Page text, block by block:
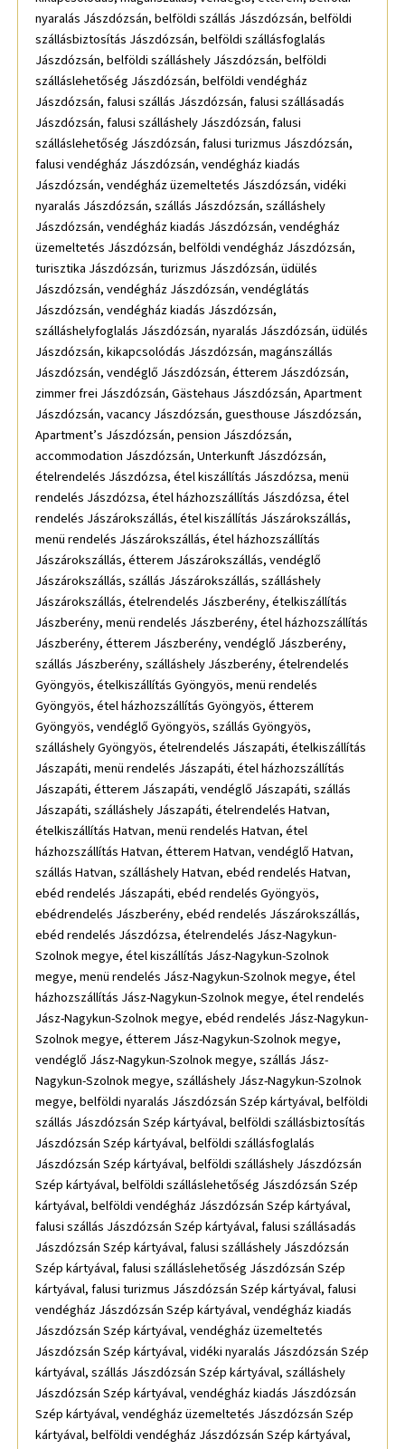
nyaralás Jászdózsán, belföldi szállás Jászdózsán, belföldi
szállásbiztosítás Jászdózsán, belföldi szállásfoglalás
Jászdózsán, belföldi szálláshely Jászdózsán, belföldi
szálláslehetőség Jászdózsán, belföldi vendégház
Jászdózsán, falusi szállás Jászdózsán, falusi szállásadás
Jászdózsán, falusi szálláshely Jászdózsán, falusi
szálláslehetőség Jászdózsán, falusi turizmus Jászdózsán,
falusi vendégház Jászdózsán, vendégház kiadás
Jászdózsán, vendégház üzemeltetés Jászdózsán, vidéki
nyaralás Jászdózsán, szállás Jászdózsán, szálláshely
Jászdózsán, vendégház kiadás Jászdózsán, vendégház
üzemeltetés Jászdózsán, belföldi vendégház Jászdózsán,
turisztika Jászdózsán, turizmus Jászdózsán, üdülés
Jászdózsán, vendégház Jászdózsán, vendéglátás
Jászdózsán, vendégház kiadás Jászdózsán,
szálláshelyfoglalás Jászdózsán, nyaralás Jászdózsán, üdülés
Jászdózsán, kikapcsolódás Jászdózsán, magánszállás
Jászdózsán, vendéglő Jászdózsán, étterem Jászdózsán,
zimmer frei Jászdózsán, Gästehaus Jászdózsán, Apartment
Jászdózsán, vacancy Jászdózsán, guesthouse Jászdózsán,
Apartment’s Jászdózsán, pension Jászdózsán,
accommodation Jászdózsán, Unterkunft Jászdózsán,
ételrendelés Jászdózsa, étel kiszállítás Jászdózsa, menü
rendelés Jászdózsa, étel házhozszállítás Jászdózsa, étel
rendelés Jászárokszállás, étel kiszállítás Jászárokszállás,
menü rendelés Jászárokszállás, étel házhozszállítás
Jászárokszállás, étterem Jászárokszállás, vendéglő
Jászárokszállás, szállás Jászárokszállás, szálláshely
Jászárokszállás, ételrendelés Jászberény, ételkiszállítás
Jászberény, menü rendelés Jászberény, étel házhozszállítás
Jászberény, étterem Jászberény, vendéglő Jászberény,
szállás Jászberény, szálláshely Jászberény, ételrendelés
Gyöngyös, ételkiszállítás Gyöngyös, menü rendelés
Gyöngyös, étel házhozszállítás Gyöngyös, étterem
Gyöngyös, vendéglő Gyöngyös, szállás Gyöngyös,
szálláshely Gyöngyös, ételrendelés Jászapáti, ételkiszállítás
Jászapáti, menü rendelés Jászapáti, étel házhozszállítás
Jászapáti, étterem Jászapáti, vendéglő Jászapáti, szállás
Jászapáti, szálláshely Jászapáti, ételrendelés Hatvan,
ételkiszállítás Hatvan, menü rendelés Hatvan, étel
házhozszállítás Hatvan, étterem Hatvan, vendéglő Hatvan,
szállás Hatvan, szálláshely Hatvan, ebéd rendelés Hatvan,
ebéd rendelés Jászapáti, ebéd rendelés Gyöngyös,
ebédrendelés Jászberény, ebéd rendelés Jászárokszállás,
ebéd rendelés Jászdózsa, ételrendelés Jász-Nagykun-
Szolnok megye, étel kiszállítás Jász-Nagykun-Szolnok
megye, menü rendelés Jász-Nagykun-Szolnok megye, étel
házhozszállítás Jász-Nagykun-Szolnok megye, étel rendelés
Jász-Nagykun-Szolnok megye, ebéd rendelés Jász-Nagykun-
Szolnok megye, étterem Jász-Nagykun-Szolnok megye,
vendéglő Jász-Nagykun-Szolnok megye, szállás Jász-
Nagykun-Szolnok megye, szálláshely Jász-Nagykun-Szolnok
megye, belföldi nyaralás Jászdózsán Szép kártyával, belföldi
szállás Jászdózsán Szép kártyával, belföldi szállásbiztosítás
Jászdózsán Szép kártyával, belföldi szállásfoglalás
Jászdózsán Szép kártyával, belföldi szálláshely Jászdózsán
Szép kártyával, belföldi szálláslehetőség Jászdózsán Szép
kártyával, belföldi vendégház Jászdózsán Szép kártyával,
falusi szállás Jászdózsán Szép kártyával, falusi szállásadás
Jászdózsán Szép kártyával, falusi szálláshely Jászdózsán
Szép kártyával, falusi szálláslehetőség Jászdózsán Szép
kártyával, falusi turizmus Jászdózsán Szép kártyával, falusi
vendégház Jászdózsán Szép kártyával, vendégház kiadás
Jászdózsán Szép kártyával, vendégház üzemeltetés
Jászdózsán Szép kártyával, vidéki nyaralás Jászdózsán Szép
kártyával, szállás Jászdózsán Szép kártyával, szálláshely
Jászdózsán Szép kártyával, vendégház kiadás Jászdózsán
Szép kártyával, vendégház üzemeltetés Jászdózsán Szép
kártyával, belföldi vendégház Jászdózsán Szép kártyával,